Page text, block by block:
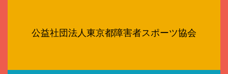
公益社団法人東京都障害者スポーツ協会